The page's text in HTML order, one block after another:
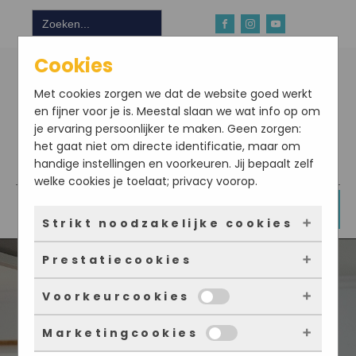
Zoek
naar:
Download hier onze app
Cookies
Met cookies zorgen we dat de website goed werkt
en fijner voor je is. Meestal slaan we wat info op om
je ervaring persoonlijker te maken. Geen zorgen:
het gaat niet om directe identificatie, maar om
handige instellingen en voorkeuren. Jij bepaalt zelf
welke cookies je toelaat; privacy voorop.
Strikt noodzakelijke cookies
Deze cookies zorgen ervoor dat de website
überhaupt werkt. Ze zijn dus altijd actief en
kunnen niet worden uitgezet. Meestal worden
ze alleen geplaatst als jij iets doet, zoals
inloggen, een formulier invullen of je
Prestatiecookies
Met deze cookies zien we hoe vaak onze site
bezocht wordt, waar bezoekers vandaan
komen en welke pagina’s populair zijn. Zo
Voorkeurcookies
Deze cookies onthouden jouw voorkeuren.
Marketingcookies